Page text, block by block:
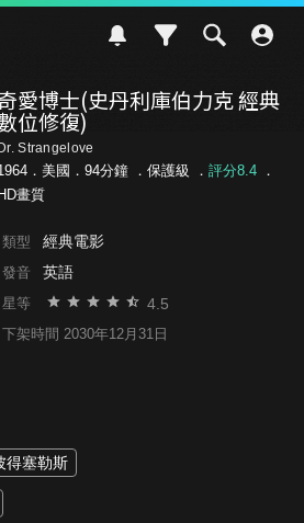
愛博士(史丹利庫伯力克 經典
位修復)
Dr. Strangelove
．美國．94分鐘 ． 保護級 ． 評分8.4．
HD畫質
類型 經典電影
發音 英語
星等 4.5
下架時間 2030年12月31日
得塞勒斯